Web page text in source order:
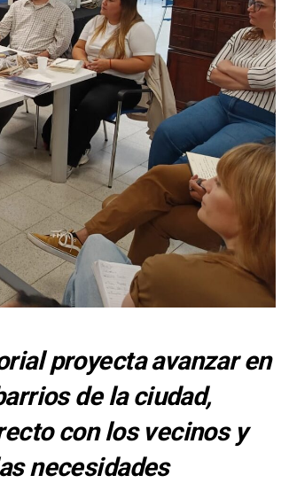
proyecta avanzar en
de la ciudad,
con los vecinos y
necesidades